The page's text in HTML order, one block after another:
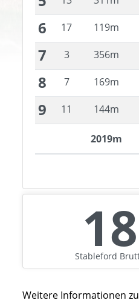
6 17 119m
7 3 356m
8 7 169m
9 11 144m
2019m
18
Stableford
Weitere Informationen zu